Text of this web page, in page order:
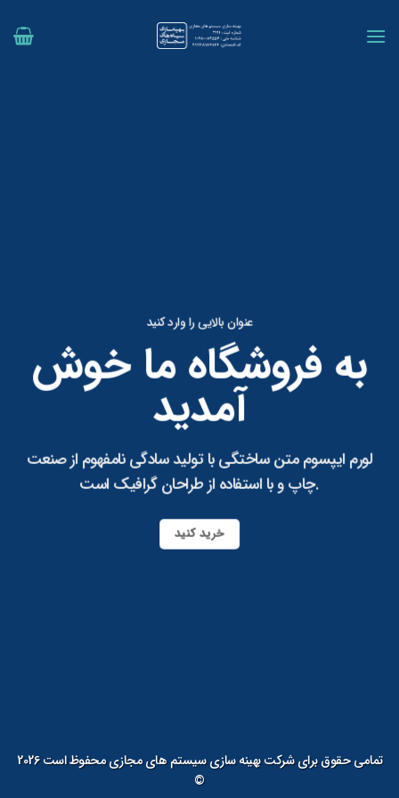
عنوان بالایی را وارد کنید
به فروشگاه ما خوش
آمدید
لورم ایپسوم متن ساختگی با تولید سادگی نامفهوم از صنعت
چاپ و با استفاده از طراحان گرافیک است.
خرید کنید
تمامی حقوق برای شرکت بهینه سازی سیستم های مجازی محفوظ است 2026
©